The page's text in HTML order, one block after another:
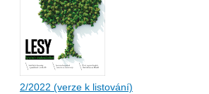
2/2022 (verze k listování)